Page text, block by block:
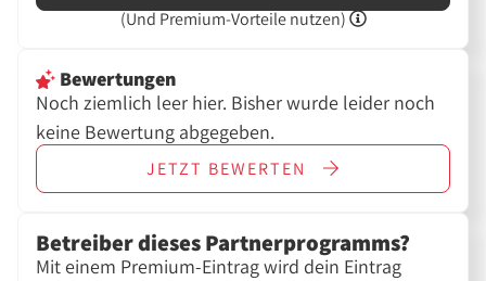
(Und Premium-Vorteile nutzen)
Bewertungen
Noch ziemlich leer hier. Bisher wurde leider noch
keine Bewertung abgegeben.
JETZT BEWERTEN
Betreiber dieses Partnerprogramms?
Mit einem Premium-Eintrag wird dein Eintrag